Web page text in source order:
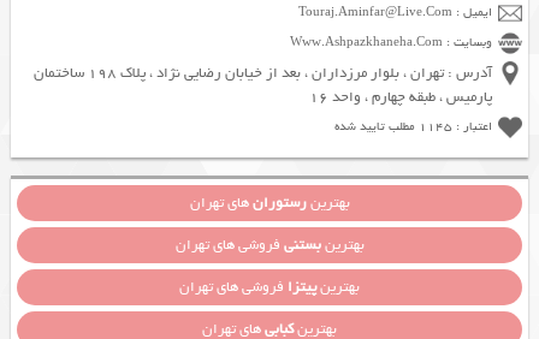
ایمیل : Touraj.Aminfar@Live.Com
وبسایت : Www.Ashpazkhaneha.Com
آدرس : تهران ، بلوار مرزداران ، بعد از خیابان رضایی نژاد ، پلاک 198 ساختمان
پارمیس ، طبقه چهارم ، واحد 16
اعتبار : 1145 مطلب تایید شده
بهترینرستورانهای تهران
بهترینبستنی فروشی های تهران
بهترینپیتزا فروشی های تهران
بهترینکبابیهای تهران